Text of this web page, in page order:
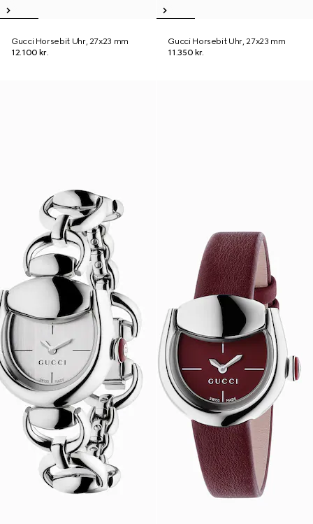
Gucci Horsebit Uhr, 27x23 mm
12.100 kr.
Gucci Horsebit Uhr, 27x23 mm
11.350 kr.